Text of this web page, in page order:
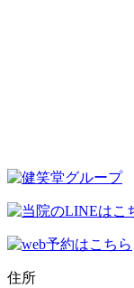
住所